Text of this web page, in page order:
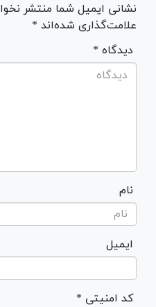
نشانی ایمیل شما منتشر
علامت‌گذاری شده‌اند *
* دیدگاه
نام
ایمیل
* کد امنیتی